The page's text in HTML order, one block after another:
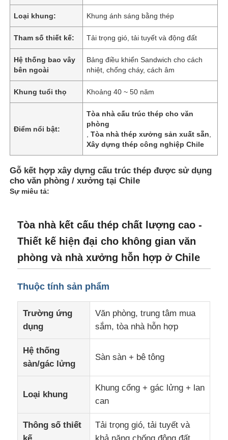
Về chúng tôi
Loại khung: Khung ánh sáng bằng thép
Tham số thiết kế: Tải trọng gió, tải tuyết và động đất
Hệ thống bao vây
bên ngoài
Bảng điều khiển Sandwich cho cách
nhiệt, chống cháy, cách âm
Khung tuổi thọ Khoảng 40 ~ 50 năm
Điểm nổi bật:
Tòa nhà cấu trúc thép cho văn
phòng
,Tòa nhà thép xưởng sản xuất sẵn
Xây dựng thép công nghiệp Chile
Gỗ kết hợp xây dựng cấu trúc thép được sử dụng
cho văn phòng / xưởng tại Chile
Sự miêu tả:
Tòa nhà kết cấu thép chất lượng cao -
Thiết kế hiện đại cho không gian văn
phòng và nhà xưởng hỗn hợp ở Chile
Thuộc tính sản phẩm
Trường ứng
dụng
Văn phòng, trung tâm mua
sắm, tòa nhà hỗn hợp
Hệ thống
sàn/gác lửng
Sàn sàn + bê tông
Loại khung
Khung cổng + gác lửng + lan
can
Thông số thiết
kế
Tải trọng gió, tải tuyết và
khả năng chống động đất